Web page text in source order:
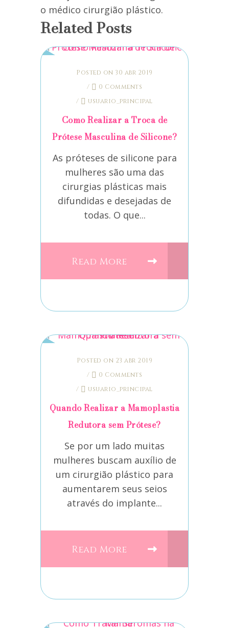
o médico cirurgião plástico.
Related Posts
Posted on 30 abr 2019
/
0 Comments
/
usuario_principal
Como Realizar a Troca de
Prótese Masculina de Silicone?
As próteses de silicone para
mulheres são uma das
cirurgias plásticas mais
difundidas e desejadas de
todas. O que...
Read More
Posted on 23 abr 2019
/
0 Comments
/
usuario_principal
Quando Realizar a Mamoplastia
Redutora sem Prótese?
Se por um lado muitas
mulheres buscam auxílio de
um cirurgião plástico para
aumentarem seus seios
através do implante...
Read More